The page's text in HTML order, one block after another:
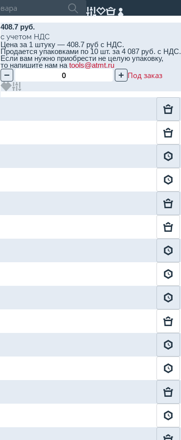
408.7 руб.
с учетом НДС
Цена за 1 штуку — 408.7 руб с НДС.
Продается упаковками по 10 шт. за 4 087 руб. с НДС.
Если вам нужно приобрести не целую упаковку,
то напишите нам на tools@atmt.ru
Под заказ